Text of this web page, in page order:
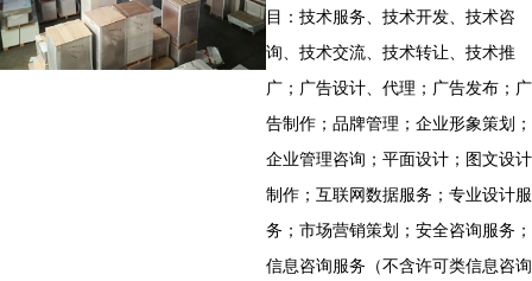
目：技术服务、技术开发、技术咨
询、技术交流、技术转让、技术推
广；广告设计、代理；广告发布；广
告制作；品牌管理；企业形象策划；
企业管理咨询；平面设计；图文设计
制作；互联网数据服务；专业设计服
务；市场营销策划；安全咨询服务；
信息咨询服务（不含许可类信息咨询